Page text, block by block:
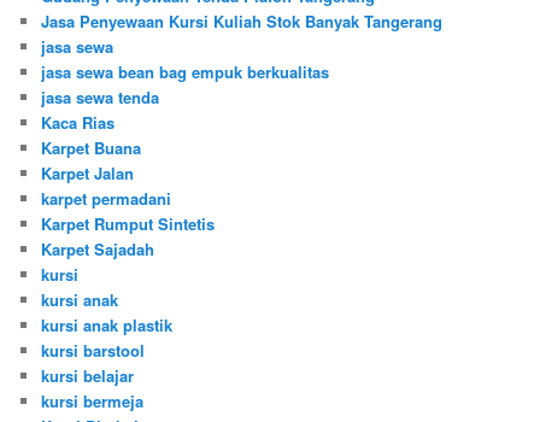
Jasa Penyewaan Kursi Kuliah Stok Banyak Tangerang
jasa sewa
jasa sewa bean bag empuk berkualitas
jasa sewa tenda
Kaca Rias
Karpet Buana
Karpet Jalan
karpet permadani
Karpet Rumput Sintetis
Karpet Sajadah
kursi
kursi anak
kursi anak plastik
kursi barstool
kursi belajar
kursi bermeja